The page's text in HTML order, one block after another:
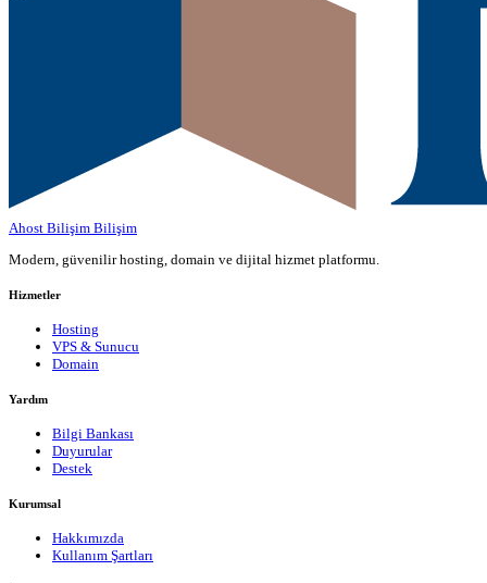
Ahost Bilişim Bilişim
Modern, güvenilir hosting, domain ve dijital hizmet platformu.
Hizmetler
Hosting
VPS & Sunucu
Domain
Yardım
Bilgi Bankası
Duyurular
Destek
Kurumsal
Hakkımızda
Kullanım Şartları